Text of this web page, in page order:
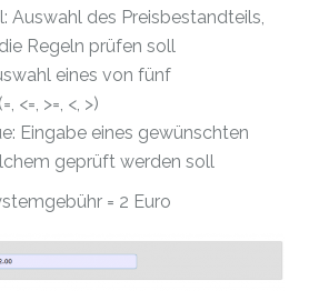
Auswahl des Preisbestandteils,
Regeln prüfen soll
eines von fünf
<=, >=, <, >)
Eingabe eines gewünschten
geprüft werden soll
= 2 Euro